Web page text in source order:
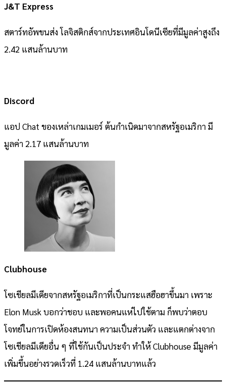
J&T Express
สตาร์ทอัพขนส่ง โลจิสติกส์จากประเทศอินโดนีเซียที่มีมูลค่าสูงถึง
2.42 แสนล้านบาท
Discord
แอป Chat ของเหล่าเกมเมอร์ ต้นกำเนิดมาจากสหรัฐอเมริกา มี
มูลค่า 2.17 แสนล้านบาท
Clubhouse
โซเชียลมีเดียจากสหรัฐอเมริกาที่เป็นกระแสฮือฮาขึ้นมา เพราะ
Elon Musk บอกว่าชอบ และพอคนแห่ไปใช้ตาม ก็พบว่าตอบ
โจทย์ในการเปิดห้องสนทนา ความเป็นส่วนตัว และแตกต่างจาก
โซเชียลมีเดียอื่น ๆ ที่ใช้กันเป็นประจำ ทำให้ Clubhouse มีมูลค่า
เพิ่มขึ้นอย่างรวดเร็วที่ 1.24 แสนล้านบาทแล้ว